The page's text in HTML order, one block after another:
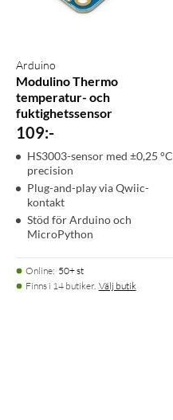
Arduino
Modulino Thermo
temperatur- och
fuktighetssensor
109:-
HS3003-sensor med ±0,25 °C
precision
Plug-and-play via Qwiic-
kontakt
Stöd för Arduino och
MicroPython
Online: 50+ st
Finns i 14 butiker. Välj butik